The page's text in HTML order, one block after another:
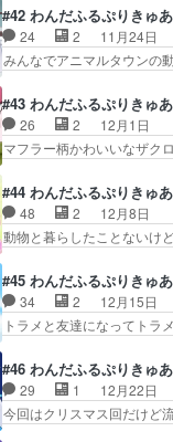
だワーン」まだ余裕をあ…
オーン＆ニコアニマル…
ニコ様の力でそれぞ…
の話しかなと思ったら先
１話の感想です。ユキち
タイクーンかな？・演劇
のあのつれない態度がキ
ージ!(制作:東映アニメー…
はなく演劇部の客演ユ…
りされるのかは謎で…
#42 わんだふるぷりきゅあ
24 2
11月24日
みんなでアニマルタウン
は特に物語が大きく動い
パパもいいおじさんなの
写真とる動きがヤバいw
ダーを作るために撮影大
ダー2025を作ろう！完成
ターを切ってしまうんだ…
影のため、まゆの父・…
#43 わんだふるぷりきゅあ
26 2
12月1日
マフラー柄かわいいなザ
ちゃんとメエメエの編み
ニのガオガオーン！次は
直にまゆの施しを喜んで
子が連帯できる共通の言
っかけで物語が進行する
えることになったまゆ。
回。私ザクロラスボス説の…
#44 わんだふるぷりきゅあ
48 2
12月8日
動物と暮らしたことない
ニメージュ1月号／絶賛発
さん、2回見送ったことに
ア初めて見たけどこんな
を正面から描いた話数。
タッフさんは視聴者の女
んて泣くに決まってるお
出たときは興奮したけど…
#45 わんだふるぷりきゅあ
34 2
12月15日
トラメと友達になってト
連続で泣かせてくるのは
｢いっくよー｣草彅剛｢いっ
れてないんだよね…いい
がせいぜいライバルチー
#46 わんだふるぷりきゅあ
29 1
12月22日
今回はクリスマス回だけ